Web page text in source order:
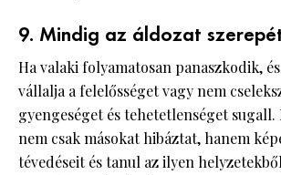
9. Mindig az áldozat
Ha valaki folyamatosan panaszkodik,
vállalja a felelősséget vagy nem
gyengeséget és tehetetlenséget
nem csak másokat hibáztat, hanem
tévedéseit és tanul az ilyen